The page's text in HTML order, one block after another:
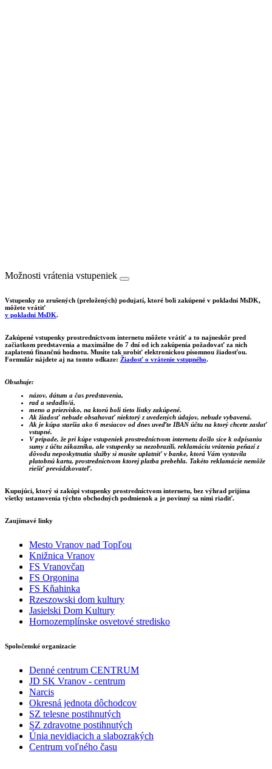
Možnosti vrátenia vstupeniek
Vstupenky zo zrušených (preložených) podujatí, ktoré boli zakúpené v pokladni MsDK,
môžete vrátiť
v pokladni MsDK.
Zakúpené vstupenky prostredníctvom internetu môžete vrátiť a to najneskôr pred
začiatkom predstavenia a maximálne do 7 dní od ich zakúpenia požadovať za nich
zaplatenú finančnú hodnotu. Musíte tak urobiť elektronickou písomnou žiadosťou.
Formulár nájdete aj na tomto odkaze: Žiadosť o vrátenie vstupného.
Obsahuje:
názov, dátum a čas predstavenia,
rad a sedadlo/á,
meno a priezvisko, na ktorú boli tieto lístky zakúpené.
Ak žiadosť nebude obsahovať niektorý z uvedených údajov, nebude vybavená.
Ak je kúpa staršia ako 6 mesiacov od dnes uveďte IBAN účtu na ktorý chcete zaslať
vstupné.
V prípade, že pri kúpe vstupeniek prostredníctvom internetu došlo síce k odpísaniu
sumy z účtu zákazníka, ale vstupenky sa nezobrazili, reklamáciu vrátenia peňazí z
dôvodu neposkytnutia služby si musíte uplatniť v banke, ktorá Vám vystavila
platobnú kartu, prostredníctvom ktorej platba prebehla. Takéto reklamácie nemôže
riešiť prevádzkovateľ.
Kupujúci, ktorý si zakúpi vstupenky prostredníctvom internetu, bez výhrad prijíma
všetky ustanovenia týchto obchodných podmienok a je povinný sa nimi riadiť.
Zaujímavé linky
Mesto Vranov nad Topľou
Knižnica Vranov
FS Vranovčan
FS Orgonina
FS Kňahinka
Rzeszowski dom kultury
Jasielski Dom Kultury
Hornozemplínske osvetové stredisko
Spoločenské organizacie
Denné centrum CENTRUM
JD SK Vranov - centrum
Narcis
Okresná jednota dôchodcov
SZ telesne postihnutých
SZ zdravotne postihnutých
Únia nevidiacich a slabozrakých
Centrum voľného času